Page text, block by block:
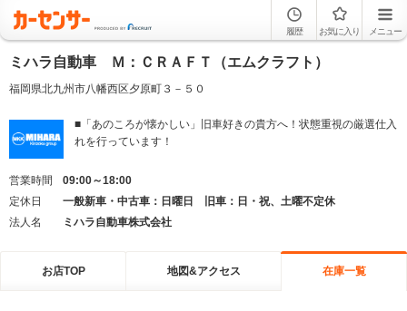
履歴 お気に入り メニュー
ミハラ自動車 Ｍ：ＣＲＡＦＴ（エムクラフト）
福岡県北九州市八幡西区夕原町３－５０
■「あのころが懐かしい」旧車好きの貴方へ！状態重視の厳選仕入
れを行っています！
営業時間
09:00～18:00
定休日
一般新車・中古車：日曜日 旧車：日・祝、土曜不定休
法人名
ミハラ自動車株式会社
お店TOP 地図&アクセス 在庫一覧